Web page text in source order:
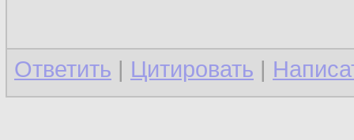
Ответить | Цитировать |